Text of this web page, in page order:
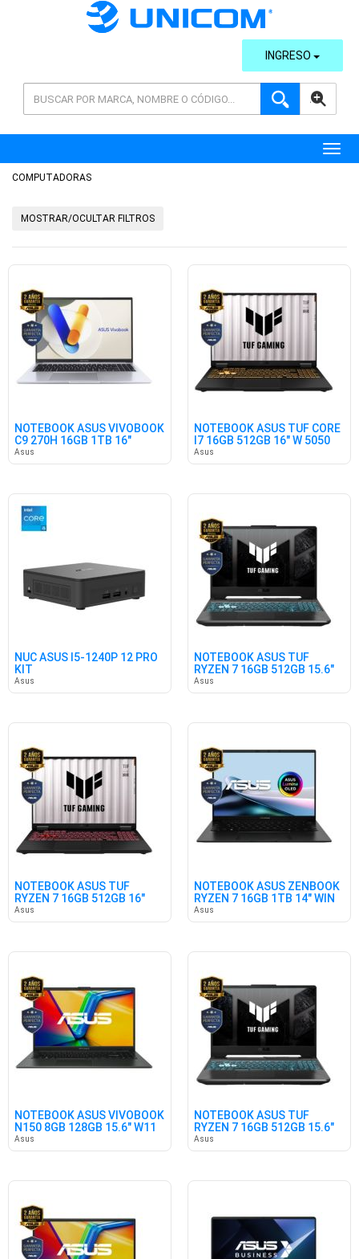
AVANZADA
INGRESO
COMPUTADORAS
MOSTRAR/OCULTAR FILTROS
NOTEBOOK ASUS VIVOBOOK
C9 270H 16GB 1TB 16"
WIN11
Asus
NOTEBOOK ASUS TUF CORE
I7 16GB 512GB 16" W 5050
Asus
NUC ASUS I5-1240P 12 PRO
KIT
Asus
NOTEBOOK ASUS TUF
RYZEN 7 16GB 512GB 15.6"
3050 FR
Asus
NOTEBOOK ASUS TUF
RYZEN 7 16GB 512GB 16"
5050 W11
Asus
NOTEBOOK ASUS ZENBOOK
RYZEN 7 16GB 1TB 14" WIN
Asus
NOTEBOOK ASUS VIVOBOOK
N150 8GB 128GB 15.6" W11
Asus
NOTEBOOK ASUS TUF
RYZEN 7 16GB 512GB 15.6"
3050 FR
Asus